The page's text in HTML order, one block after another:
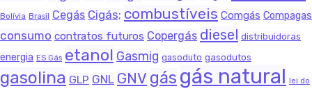
Bolívia Brasil Cegás Cigás; combustíveis Comgás Compagas
consumo contratos futuros Copergás diesel distribuidoras
energia ES Gás etanol Gasmig gasoduto gasodutos
gasolina GLP GNL GNV gás gás natural lei do